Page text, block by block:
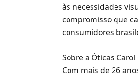
às necessidades
compromisso que
consumidores
Sobre a Óticas Carol
Com mais de 26